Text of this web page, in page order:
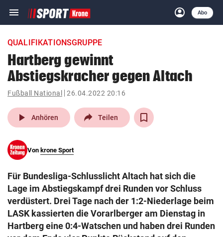
menu Navigation
ein-/ausklappen
account_circle
Anmelden
Abo
close Schließen
account_circle Anmelden
arrow_right
pin_drop
Wien arrow_right
search
eingeben
© Krone Multimedia GmbH & Co KG 2026
QUALIFIKATIONSGRUPPE
Hartberg gewinnt
Abstiegskracher gegen Altach
Fußball National 26.04.2022 20:16
play_arrow Anhören Teilen
Von krone Sport
Für Bundesliga-Schlusslicht Altach hat sich die
Lage im Abstiegskampf drei Runden vor Schluss
verdüstert. Drei Tage nach der 1:2-Niederlage beim
LASK kassierten die Vorarlberger am Dienstag in
Hartberg eine 0:4-Watschen und haben drei Runden